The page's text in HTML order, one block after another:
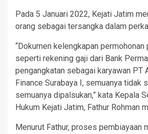
Pada 5 Januari 2022, Kejati Jatim
orang sebagai tersangka dalam
“Dokumen kelengkapan permohonan
seperti rekening gaji dari Bank
pengangkatan sebagai karyawan PT
Finance Surabaya I, semuanya tidak
semuanya dipalsukan,” kata Kepala
Hukum Kejati Jatim, Fathur Rohman
Menurut Fathur, proses pembiayaan